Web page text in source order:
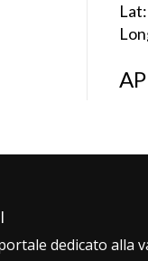
dedicato alla